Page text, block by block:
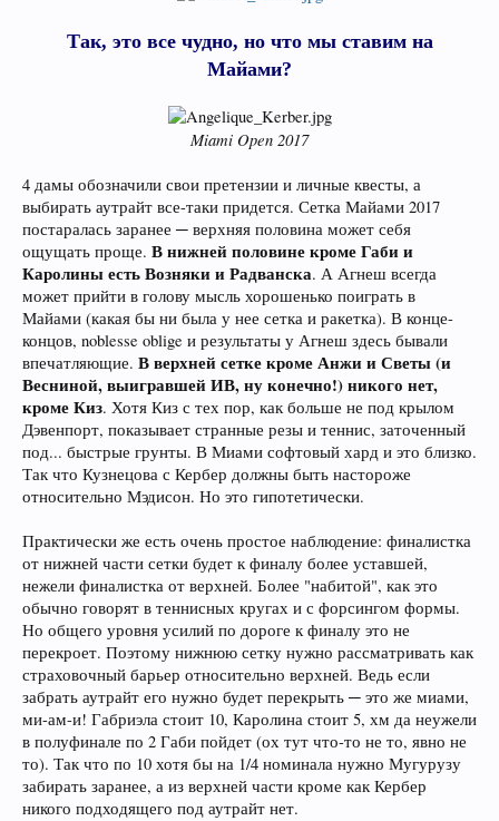
Так, это все чудно, но что мы ставим на
Майами?
Miami Open 2017
4 дамы обозначили свои претензии и личные квесты, а
выбирать аутрайт все-таки придется. Сетка Майами 2017
постаралась заранее ─ верхняя половина может себя
ощущать проще. В нижней половине кроме Габи и
Каролины есть Возняки и Радванска. А Агнеш всегда
может прийти в голову мысль хорошенько поиграть в
Майами (какая бы ни была у нее сетка и ракетка). В конце-
концов, noblesse oblige и результаты у Агнеш здесь бывали
впечатляющие. В верхней сетке кроме Анжи и Светы (и
Весниной, выигравшей ИВ, ну конечно!) никого нет,
кроме Киз. Хотя Киз с тех пор, как больше не под крылом
Дэвенпорт, показывает странные резы и теннис, заточенный
под... быстрые грунты. В Миами софтовый хард и это близко.
Так что Кузнецова с Кербер должны быть настороже
относительно Мэдисон. Но это гипотетически.
Практически же есть очень простое наблюдение: финалистка
от нижней части сетки будет к финалу более уставшей,
нежели финалистка от верхней. Более "набитой", как это
обычно говорят в теннисных кругах и с форсингом формы.
Но общего уровня усилий по дороге к финалу это не
перекроет. Поэтому нижнюю сетку нужно рассматривать как
страховочный барьер относительно верхней. Ведь если
забрать аутрайт его нужно будет перекрыть ─ это же миами,
ми-ам-и! Габриэла стоит 10, Каролина стоит 5, хм да неужели
в полуфинале по 2 Габи пойдет (ох тут что-то не то, явно не
то). Так что по 10 хотя бы на 1/4 номинала нужно Мугурузу
забирать заранее, а из верхней части кроме как Кербер
никого подходящего под аутрайт нет.